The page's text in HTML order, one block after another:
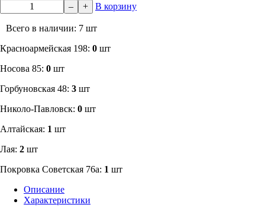
– + В корзину
Всего в наличии: 7 шт
​Красноармейская 198: 0 шт
Носова 85: 0 шт
​Горбуновская 48: 3 шт
​Николо-Павловск: 0 шт
Алтайская: 1 шт
Лая: 2 шт
Покровка Советская 76а: 1 шт
Описание
Характеристики